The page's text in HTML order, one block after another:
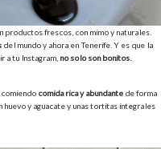
frescos, con mimo y naturales.
del mundo y ahora en Tenerife. Y es que la
a tu Instagram, no solo son bonitos.
comida rica y abundante de forma
huevo y aguacate y unas tortitas integrales